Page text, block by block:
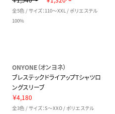
全5色 / サイズ：110～XXL / ポリエステル
100%
ONYONE（オンヨネ）
ブレステックドライアップTシャツロ
ングスリーブ
￥4,180
全3色 / サイズ：S～XXO / ポリエステル